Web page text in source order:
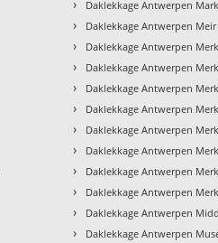
› Daklekkage Antwerpen
› Daklekkage Antwerpen Meir
› Daklekkage Antwerpen
› Daklekkage Antwerpen
› Daklekkage Antwerpen
› Daklekkage Antwerpen
› Daklekkage Antwerpen
› Daklekkage Antwerpen
› Daklekkage Antwerpen
› Daklekkage Antwerpen
› Daklekkage Antwerpen
› Daklekkage Antwerpen